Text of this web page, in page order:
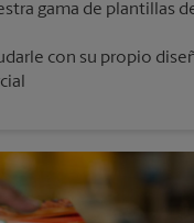
gama de plantillas
con su propio